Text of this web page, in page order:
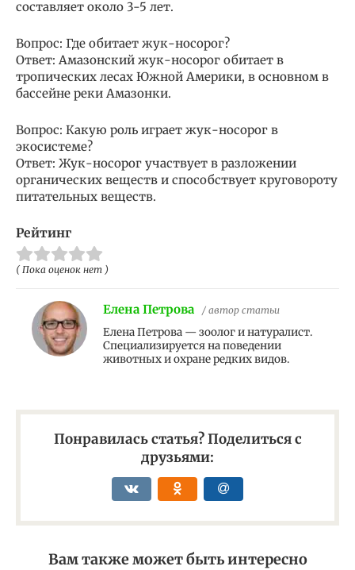
составляет около 3-5 лет.
Вопрос: Где обитает жук-носорог?
Ответ: Амазонский жук-носорог обитает в
тропических лесах Южной Америки, в основном в
бассейне реки Амазонки.
Вопрос: Какую роль играет жук-носорог в
экосистеме?
Ответ: Жук-носорог участвует в разложении
органических веществ и способствует круговороту
питательных веществ.
Рейтинг
( Пока оценок нет )
Елена Петрова / автор статьи
Елена Петрова — зоолог и натуралист.
Специализируется на поведении
животных и охране редких видов.
Понравилась статья? Поделиться с
друзьями:
Вам также может быть интересно